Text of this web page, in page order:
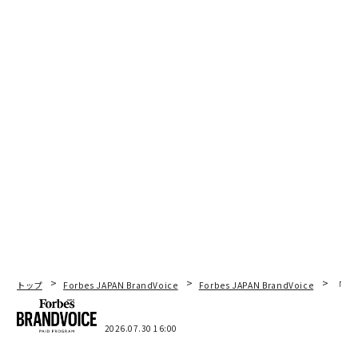
トップ Forbes JAPAN BrandVoice Forbes JAPAN BrandVoice 「
2026.07.30 16:00